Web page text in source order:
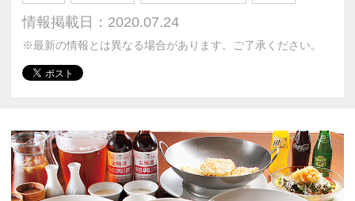
情報掲載日：2020.07.24
※最新の情報とは異なる場合があります。ご了承ください。